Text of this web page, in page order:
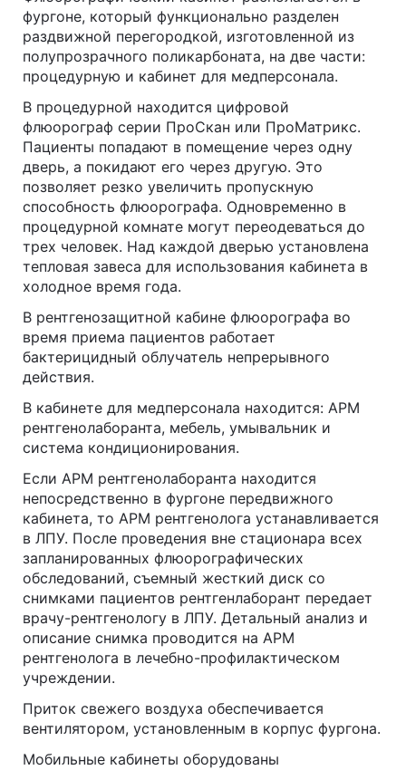
фургоне, который функционально разделен
раздвижной перегородкой, изготовленной из
полупрозрачного поликарбоната, на две части:
процедурную и кабинет для медперсонала.
В процедурной находится цифровой
флюорограф серии ПроСкан или ПроМатрикс.
Пациенты попадают в помещение через одну
дверь, а покидают его через другую. Это
позволяет резко увеличить пропускную
способность флюорографа. Одновременно в
процедурной комнате могут переодеваться до
трех человек. Над каждой дверью установлена
тепловая завеса для использования кабинета в
холодное время года.
В рентгенозащитной кабине флюорографа во
время приема пациентов работает
бактерицидный облучатель непрерывного
действия.
В кабинете для медперсонала находится: АРМ
рентгенолаборанта, мебель, умывальник и
система кондиционирования.
Если АРМ рентгенолаборанта находится
непосредственно в фургоне передвижного
кабинета, то АРМ рентгенолога устанавливается
в ЛПУ. После проведения вне стационара всех
запланированных флюорографических
обследований, съемный жесткий диск со
снимками пациентов рентгенлаборант передает
врачу-рентгенологу в ЛПУ. Детальный анализ и
описание снимка проводится на АРМ
рентгенолога в лечебно-профилактическом
учреждении.
Приток свежего воздуха обеспечивается
вентилятором, установленным в корпус фургона.
Мобильные кабинеты оборудованы